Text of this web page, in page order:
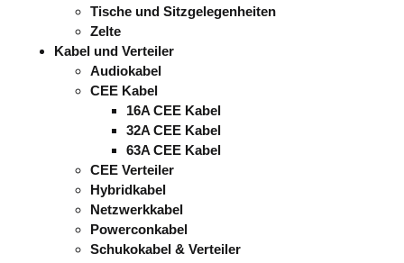
Tische und Sitzgelegenheiten
Zelte
Kabel und Verteiler
Audiokabel
CEE Kabel
16A CEE Kabel
32A CEE Kabel
63A CEE Kabel
CEE Verteiler
Hybridkabel
Netzwerkkabel
Powerconkabel
Schukokabel & Verteiler